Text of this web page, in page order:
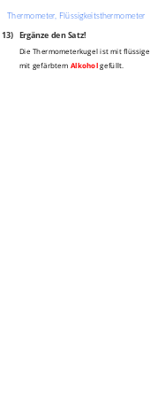
Thermometer, Flüssigkeitsthermometer
13) Ergänze den Satz!
Die Thermometerkugel ist mit
mit gefärbtem Alkoholgefüllt.